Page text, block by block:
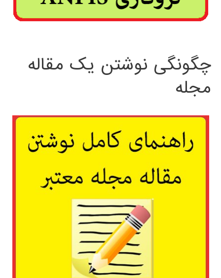
چگونگی نوشتن یک مقاله
مجله